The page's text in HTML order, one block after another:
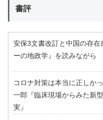
書評
安保3文書改訂と中国の存在
ーの地政学』を読みながら
コロナ対策は本当に正しか
一郎『臨床現場からみた新
実』